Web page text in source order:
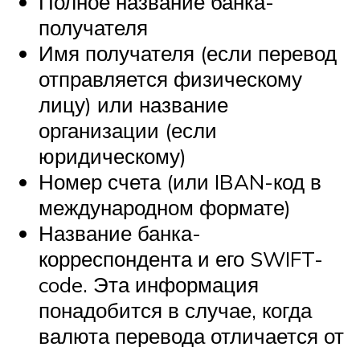
получателя
Имя получателя (если перевод
отправляется физическому
лицу) или название
организации (если
юридическому)
Номер счета (или IBAN-код в
международном формате)
Название банка-
корреспондента и его SWIFT-
code. Эта информация
понадобится в случае, когда
валюта перевода отличается от